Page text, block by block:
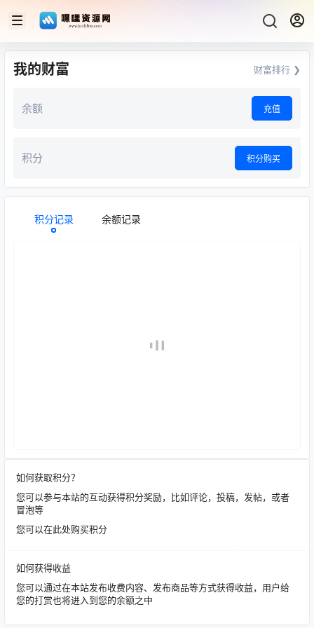
我的财富 财富排行 ❯
余额 充值
积分 积分购买
积分记录 余额记录
如何获取积分？
您可以参与本站的互动获得积分奖励，比如评论，投稿，发帖，或者
冒泡等
您可以在此处购买积分
如何获得收益
您可以通过在本站发布收费内容、发布商品等方式获得收益，用户给
您的打赏也将进入到您的余额之中